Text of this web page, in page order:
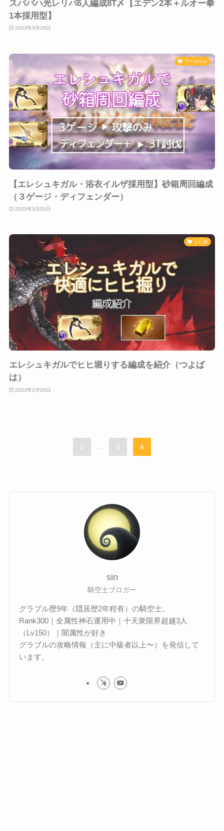
スパバハ光レリバ6人編成8T〆【エデン2本＋ルオー拳
1本採用型】
2023年3月28日
アーカルム
【エレシュキガル・浴衣イルザ採用型】砂箱周回編成
（３ゲージ・ディフェンダー）
2023年3月20日
ヒヒ堀
エレシュキガルでヒヒ堀りする編成を紹介（つよば
は）
2023年2月20日
1 ... 3 4
sin
騎空士ブロガー
グラブル歴9年（隠居歴2年程有）の騎空士。
Rank300｜全属性神石運用中｜十天衆限界超越3人
（Lv150）｜闇属性が好き
グラブルの攻略情報（主に中級者以上〜）を発信して
います。